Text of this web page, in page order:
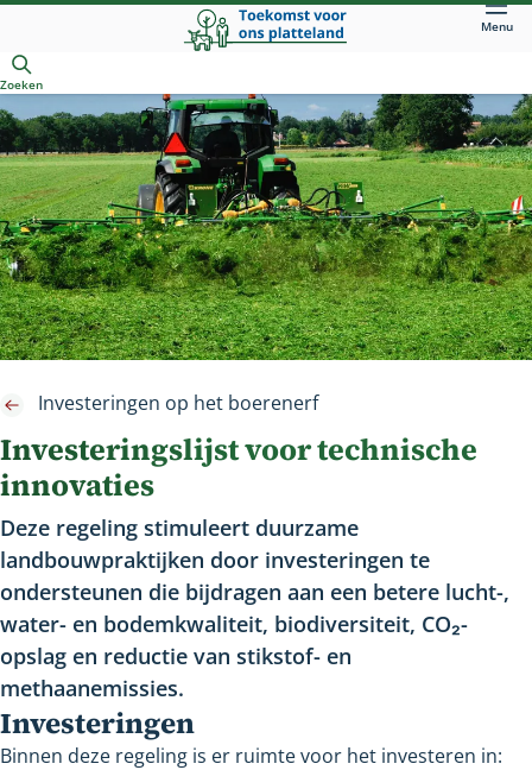
hoofdinhoud
Menu
Zoeken
Investeringslijst voor technische
innovaties
Investeringen op het boerenerf
Deze regeling stimuleert duurzame
landbouwpraktijken door investeringen te
ondersteunen die bijdragen aan een betere lucht-,
water- en bodemkwaliteit, biodiversiteit, CO₂-
opslag en reductie van stikstof- en
methaanemissies.
Investeringen
Binnen deze regeling is er ruimte voor het investeren in: